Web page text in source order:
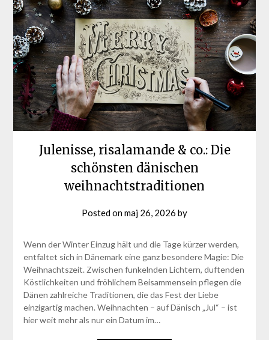
Julenisse, risalamande & co.: Die
schönsten dänischen
weihnachtstraditionen
Posted onmaj 26, 2026 by
Wenn der Winter Einzug hält und die Tage kürzer werden,
entfaltet sich in Dänemark eine ganz besondere Magie: Die
Weihnachtszeit. Zwischen funkelnden Lichtern, duftenden
Köstlichkeiten und fröhlichem Beisammensein pflegen die
Dänen zahlreiche Traditionen, die das Fest der Liebe
einzigartig machen. Weihnachten – auf Dänisch „Jul“ – ist
hier weit mehr als nur ein Datum im…